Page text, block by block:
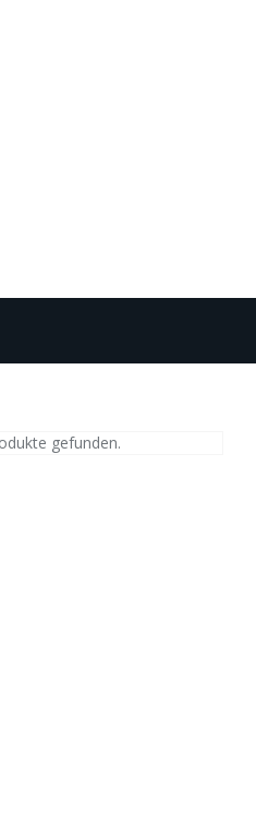
gefunden.